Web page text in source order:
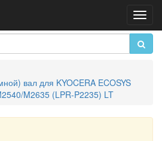
вал для KYOCERA ECOSYS
M2635 (LPR-P2235) LT